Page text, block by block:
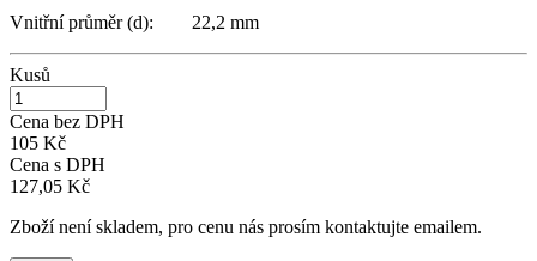
Vnitřní průměr (d): 22,2 mm
Kusů
Cena bez DPH
105 Kč
Cena s DPH
127,05 Kč
Zboží není skladem, pro cenu nás prosím kontaktujte emailem.